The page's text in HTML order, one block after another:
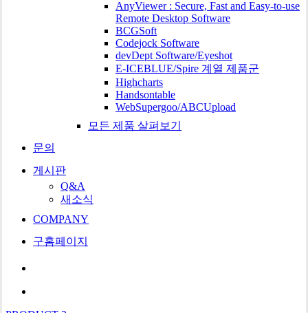
AnyViewer : Secure, Fast and Easy-to-use
Remote Desktop Software
BCGSoft
Codejock Software
devDept Software/Eyeshot
E-ICEBLUE/Spire 계열 제품군
Highcharts
Handsontable
WebSupergoo/ABCUpload
모든 제품 살펴보기
문의
게시판
Q&A
새소식
COMPANY
구홈페이지